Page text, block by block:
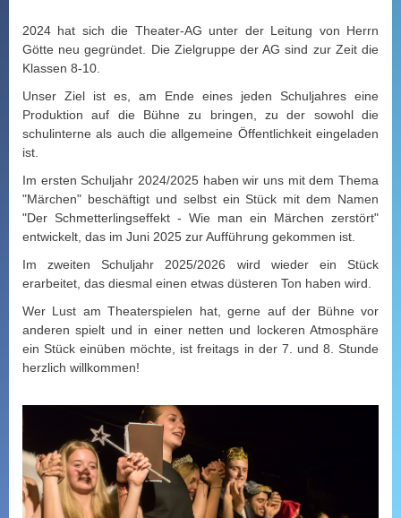
2024 hat sich die Theater-AG unter der Leitung von Herrn
Götte neu gegründet. Die Zielgruppe der AG sind zur Zeit die
Klassen 8-10.
Unser Ziel ist es, am Ende eines jeden Schuljahres eine
Produktion auf die Bühne zu bringen, zu der sowohl die
schulinterne als auch die allgemeine Öffentlichkeit eingeladen
ist.
Im ersten Schuljahr 2024/2025 haben wir uns mit dem Thema
"Märchen" beschäftigt und selbst ein Stück mit dem Namen
"Der Schmetterlingseffekt - Wie man ein Märchen zerstört"
entwickelt, das im Juni 2025 zur Aufführung gekommen ist.
Im zweiten Schuljahr 2025/2026 wird wieder ein Stück
erarbeitet, das diesmal einen etwas düsteren Ton haben wird.
Wer Lust am Theaterspielen hat, gerne auf der Bühne vor
anderen spielt und in einer netten und lockeren Atmosphäre
ein Stück einüben möchte, ist freitags in der 7. und 8. Stunde
herzlich willkommen!